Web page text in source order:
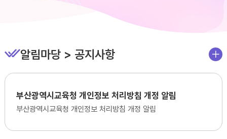
알림마당 > 공지사항
부산광역시교육청 개인정보 처리방침 개정 알림
부산광역시교육청 개인정보 처리방침 개정 알림
더